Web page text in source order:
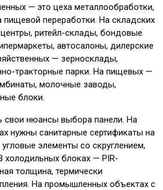
— это цеха металлообработки,
пищевой переработки. На складских
ритейл-склады, бондовые
автосалоны, дилерские
— зерносклады,
тракторные парки. На пищевых —
молочные заводы,
блоки.
свои нюансы выбора панели. На
нужны санитарные сертификаты на
элементы со скруглением,
холодильных блоках — PIR-
толщина, термически
На промышленных объектах с